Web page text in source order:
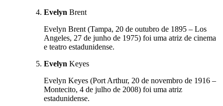
Evelyn Brent
Evelyn Brent (Tampa, 20 de outubro de 1895 – Los
Angeles, 27 de junho de 1975) foi uma atriz de cinema
e teatro estadunidense.
Evelyn Keyes
Evelyn Keyes (Port Arthur, 20 de novembro de 1916 –
Montecito, 4 de julho de 2008) foi uma atriz
estadunidense.